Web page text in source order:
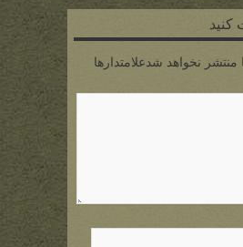
کنید
نخواهد شدعلامتدارها